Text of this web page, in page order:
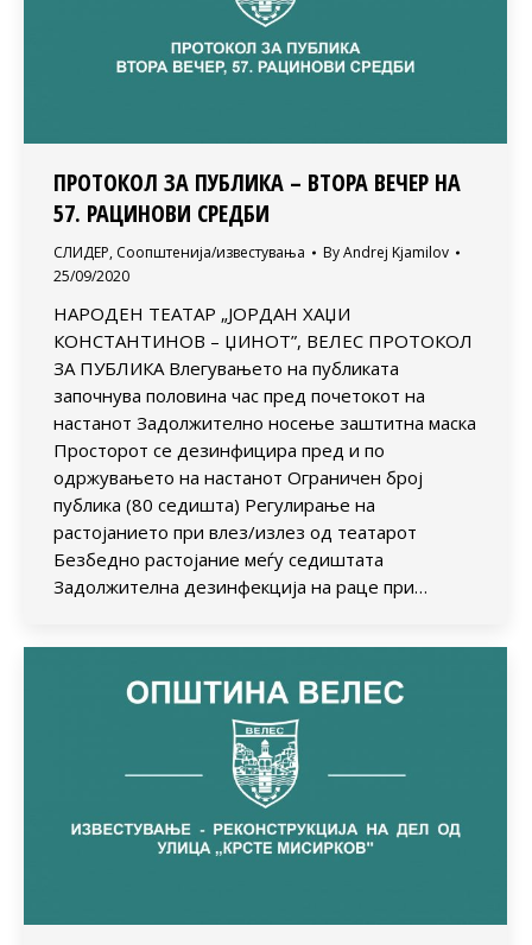
ПРОТОКОЛ ЗА ПУБЛИКА – ВТОРА ВЕЧЕР НА
57. РАЦИНОВИ СРЕДБИ
СЛИДЕР, Соопштенија/известувања ByAndrej Kjamilov
25/09/2020
НАРОДЕН ТЕАТАР „ЈОРДАН ХАЏИ
КОНСТАНТИНОВ – ЏИНОТ”, ВЕЛЕС ПРОТОКОЛ
ЗА ПУБЛИКА Влегувањето на публиката
започнува половина час пред почетокот на
настанот Задолжително носење заштитна маска
Просторот се дезинфицира пред и по
одржувањето на настанот Ограничен број
публика (80 седишта) Регулирање на
растојанието при влез/излез од театарот
Безбедно растојание меѓу седиштата
Задолжителна дезинфекција на раце при…